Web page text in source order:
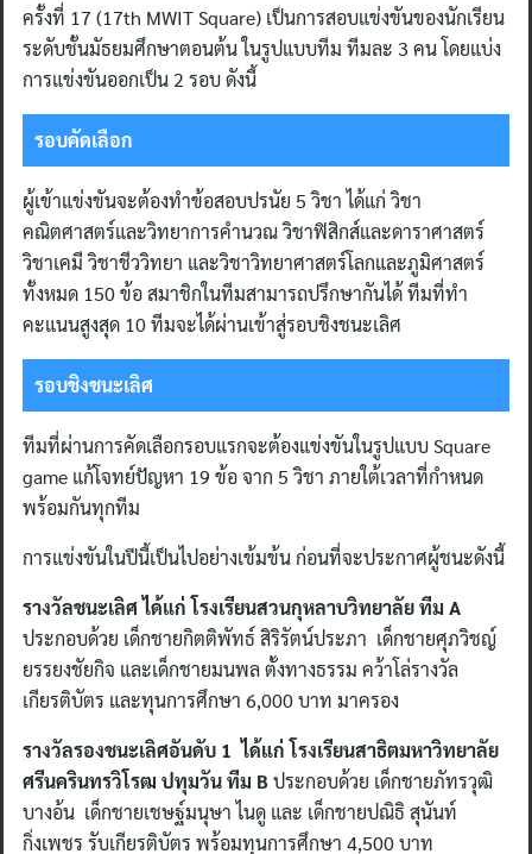
ครั้งที่ 17 (17th MWIT Square) เป็นการสอบแข่งขันของนักเรียน
ระดับชั้นมัธยมศึกษาตอนต้น ในรูปแบบทีม ทีมละ 3 คน โดยแบ่ง
การแข่งขันออกเป็น 2 รอบ ดังนี้
รอบคัดเลือก
ผู้เข้าแข่งขันจะต้องทำข้อสอบปรนัย 5 วิชา ได้แก่ วิชา
คณิตศาสตร์และวิทยาการคำนวณ วิชาฟิสิกส์และดาราศาสตร์
วิชาเคมี วิชาชีววิทยา และวิชาวิทยาศาสตร์โลกและภูมิศาสตร์
ทั้งหมด 150 ข้อ สมาชิกในทีมสามารถปรึกษากันได้ ทีมที่ทำ
คะแนนสูงสุด 10 ทีมจะได้ผ่านเข้าสู่รอบชิงชนะเลิศ
รอบชิงชนะเลิศ
ทีมที่ผ่านการคัดเลือกรอบแรกจะต้องแข่งขันในรูปแบบ Square
game แก้โจทย์ปัญหา 19 ข้อ จาก 5 วิชา ภายใต้เวลาที่กำหนด
พร้อมกันทุกทีม
การแข่งขันในปีนี้เป็นไปอย่างเข้มข้น ก่อนที่จะประกาศผู้ชนะดังนี้
รางวัลชนะเลิศ ได้แก่ โรงเรียนสวนกุหลาบวิทยาลัย ทีม A
ประกอบด้วย เด็กชายกิตติพัทธ์ สิริรัตน์ประภา เด็กชายศุภวิชญ์
ยรรยงชัยกิจ และเด็กชายมนพล ตั้งทางธรรม คว้าโล่รางวัล
เกียรติบัตร และทุนการศึกษา 6,000 บาท มาครอง
รางวัลรองชนะเลิศอันดับ 1 ได้แก่ โรงเรียนสาธิตมหาวิทยาลัย
ศรีนครินทรวิโรฒ ปทุมวัน ทีม B ประกอบด้วย เด็กชายภัทรวุฒิ
บางอ้น เด็กชายเชษฐ์มนุษา ไนดู และ เด็กชายปณิธิ สุนันท์
กิ่งเพชร รับเกียรติบัตร พร้อมทุนการศึกษา 4,500 บาท